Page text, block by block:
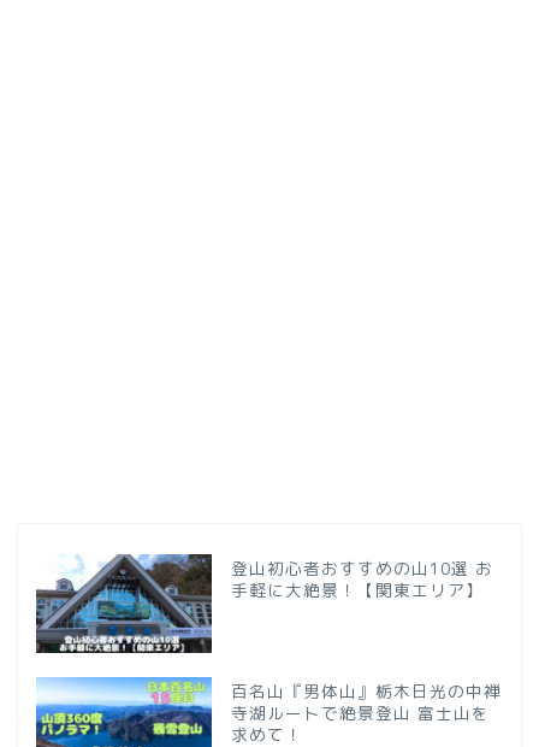
登山初心者おすすめの山10選 お
手軽に大絶景！【関東エリア】
百名山『男体山』栃木日光の中禅
寺湖ルートで絶景登山 富士山を
求めて！